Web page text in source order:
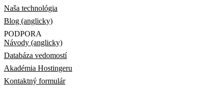
Naša technológia
Blog (anglicky)
PODPORA
Návody (anglicky)
Databáza vedomostí
Akadémia Hostingeru
Kontaktný formulár